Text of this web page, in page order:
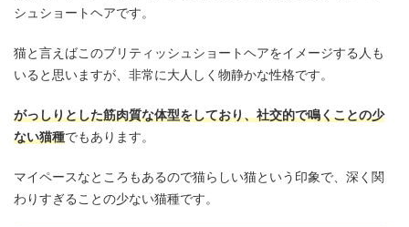
シュショートヘアです。
猫と言えばこのブリティッシュショートヘアをイメージする人も
いると思いますが、非常に大人しく物静かな性格です。
がっしりとした筋肉質な体型をしており、社交的で鳴くことの少
ない猫種でもあります。
マイペースなところもあるので猫らしい猫という印象で、深く関
わりすぎることの少ない猫種です。